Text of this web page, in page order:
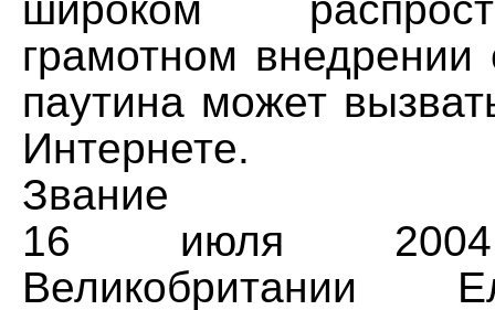
грамотном внедрении
паутина может
Интернете.
Звание
16 июля 2004
Великобритании